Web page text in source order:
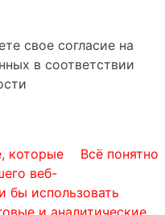
свое согласие на
в соответствии
Всё понятно
которые
веб-
бы использовать
и аналитические